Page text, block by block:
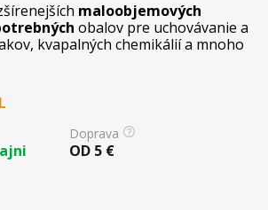
maloobjemových
obalov pre uchovávanie a
kvapalných chemikálií a mnoho
Doprava
OD 5 €